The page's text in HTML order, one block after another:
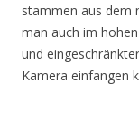
stammen aus dem
man auch im
und
Kamera einfangen